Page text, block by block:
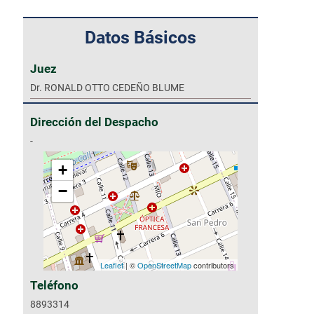
Datos Básicos
Juez
Dr. RONALD OTTO CEDEÑO BLUME
Dirección del Despacho
-
+
−
Leaflet| ©OpenStreetMapcontributors
Teléfono
8893314